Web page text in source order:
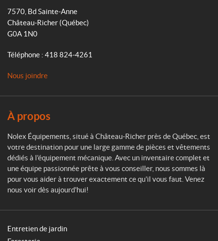
o
l
e
x
É
q
u
i
m
e
n
t
s
7570, Bd Sainte-Anne
Château-Richer (Québec)
G0A 1N0
Téléphone : 418 824-4261
Nous joindre
À propos
Nolex Équipements, situé à Château-Richer près de Québec, est
votre destination pour une large gamme de pièces et vêtements
dédiés à l'équipement mécanique. Avec un inventaire complet et
une équipe passionnée prête à vous conseiller, nous sommes là
pour vous aider à trouver exactement ce qu’il vous faut. Venez
nous voir dès aujourd'hui!
Entretien de jardin